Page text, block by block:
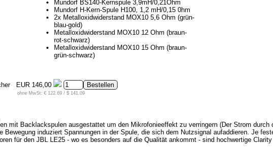
Mundorf BS140-Kernspule 3,9mH/0,21Ohm
Mundorf H-Kern-Spule H100, 1,2 mH/0,15 0hm
2x Metalloxidwiderstand MOX10 5,6 Ohm (grün-
blau-gold)
Metalloxidwiderstand MOX10 12 Ohm (braun-
rot-schwarz)
Metalloxidwiderstand MOX10 15 Ohm (braun-
grün-schwarz)
EUR 146,00
ohne MwSt: € 122.69 / $ 141.09
mit Backlackspulen ausgestattet um den Mikrofonieeffekt zu verringern (Der Strom durch
Bewegung induziert Spannungen in der Spule, die sich dem Nutzsignal aufaddieren. Je
für den JBL LE25 - wo es besonders auf die Qualität ankommt - sind hochwertige